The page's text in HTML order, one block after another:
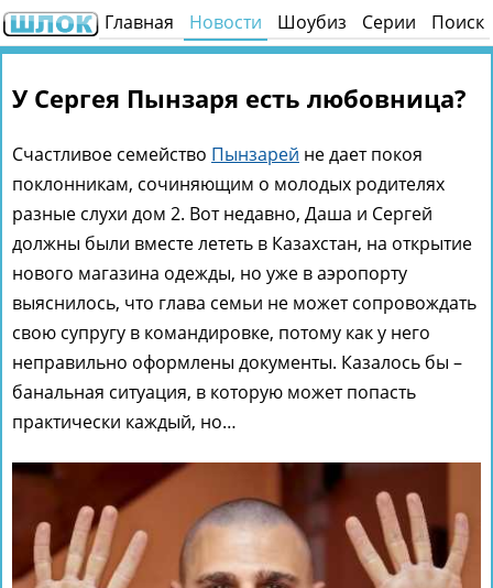
Главная Новости Шоубиз Серии Поиск
У Сергея Пынзаря есть любовница?
Счастливое семейство Пынзарей не дает покоя
поклонникам, сочиняющим о молодых родителях
разные слухи дом 2. Вот недавно, Даша и Сергей
должны были вместе лететь в Казахстан, на открытие
нового магазина одежды, но уже в аэропорту
выяснилось, что глава семьи не может сопровождать
свою супругу в командировке, потому как у него
неправильно оформлены документы. Казалось бы –
банальная ситуация, в которую может попасть
практически каждый, но…